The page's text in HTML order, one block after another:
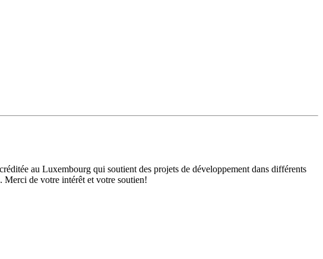
au Luxembourg qui soutient des projets de développement dans différents
Merci de votre intérêt et votre soutien!